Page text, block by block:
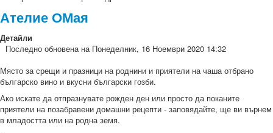
Ателие ОМая
Детайли
Последно обновена на Понеделник, 16 Ноември 2020 14:32
Място за срещи и празници на роднини и приятели на чаша отбрано
българско вино и вкусни български гозби.
Ако искате да отпразнувате рожден ден или просто да поканите
приятели на позабравени домашни рецепти - заповядайте, ще ви върнем
в младостта или на родна земя.